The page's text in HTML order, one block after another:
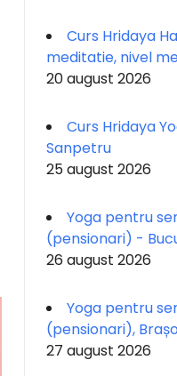
Curs Hridaya
meditatie, nivel
20 august 2026
Curs Hridaya
Sanpetru
25 august 2026
Yoga pentru
(pensionari) -
26 august 2026
Yoga pentru
(pensionari),
27 august 2026